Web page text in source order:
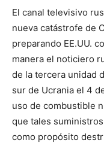
El canal televisivo
nueva catástrofe de
preparando EE.UU.
manera el noticiero
de la tercera unidad
sur de Ucrania el 4
uso de combustible
que tales
como propósito